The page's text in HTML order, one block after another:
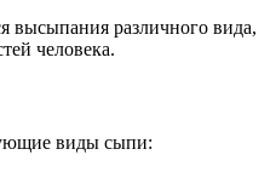
высыпания различного вида,
человека.
виды сыпи: